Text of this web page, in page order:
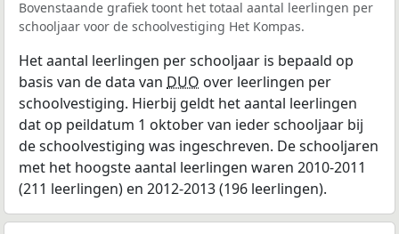
Bovenstaande grafiek toont het totaal aantal leerlingen per
schooljaar voor de schoolvestiging Het Kompas.
Het aantal leerlingen per schooljaar is bepaald op
basis van de data van DUO over leerlingen per
schoolvestiging. Hierbij geldt het aantal leerlingen
dat op peildatum 1 oktober van ieder schooljaar bij
de schoolvestiging was ingeschreven. De schooljaren
met het hoogste aantal leerlingen waren 2010-2011
(211 leerlingen) en 2012-2013 (196 leerlingen).